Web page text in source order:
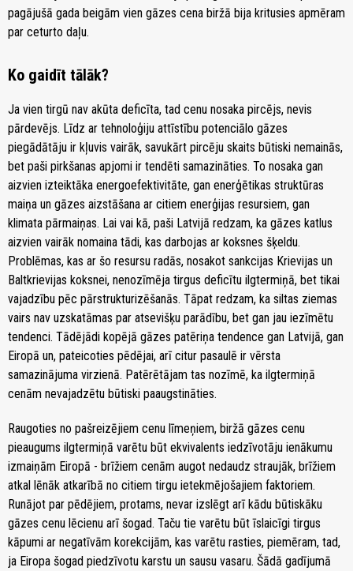
pagājušā gada beigām vien gāzes cena biržā bija kritusies apmēram
par ceturto daļu.
Ko gaidīt tālāk?
Ja vien tirgū nav akūta deficīta, tad cenu nosaka pircējs, nevis
pārdevējs. Līdz ar tehnoloģiju attīstību potenciālo gāzes
piegādātāju ir kļuvis vairāk, savukārt pircēju skaits būtiski nemainās,
bet paši pirkšanas apjomi ir tendēti samazināties. To nosaka gan
aizvien izteiktāka energoefektivitāte, gan enerģētikas struktūras
maiņa un gāzes aizstāšana ar citiem enerģijas resursiem, gan
klimata pārmaiņas. Lai vai kā, paši Latvijā redzam, ka gāzes katlus
aizvien vairāk nomaina tādi, kas darbojas ar koksnes šķeldu.
Problēmas, kas ar šo resursu radās, nosakot sankcijas Krievijas un
Baltkrievijas koksnei, nenozīmēja tirgus deficītu ilgtermiņā, bet tikai
vajadzību pēc pārstrukturizēšanās. Tāpat redzam, ka siltas ziemas
vairs nav uzskatāmas par atsevišķu parādību, bet gan jau iezīmētu
tendenci. Tādējādi kopējā gāzes patēriņa tendence gan Latvijā, gan
Eiropā un, pateicoties pēdējai, arī citur pasaulē ir vērsta
samazinājuma virzienā. Patērētājam tas nozīmē, ka ilgtermiņā
cenām nevajadzētu būtiski paaugstināties.
Raugoties no pašreizējiem cenu līmeņiem, biržā gāzes cenu
pieaugums ilgtermiņā varētu būt ekvivalents iedzīvotāju ienākumu
izmaiņām Eiropā - brīžiem cenām augot nedaudz straujāk, brīžiem
atkal lēnāk atkarībā no citiem tirgu ietekmējošajiem faktoriem.
Runājot par pēdējiem, protams, nevar izslēgt arī kādu būtiskāku
gāzes cenu lēcienu arī šogad. Taču tie varētu būt īslaicīgi tirgus
kāpumi ar negatīvām korekcijām, kas varētu rasties, piemēram, tad,
ja Eiropa šogad piedzīvotu karstu un sausu vasaru. Šādā gadījumā